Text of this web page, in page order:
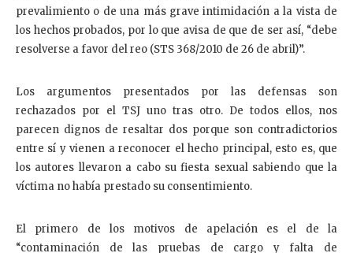
prevalimiento o de una más grave intimidación a la vista de
los hechos probados, por lo que avisa de que de ser así, “debe
resolverse a favor del reo (STS 368/2010 de 26 de abril)”.
Los argumentos presentados por las defensas son
rechazados por el TSJ uno tras otro. De todos ellos, nos
parecen dignos de resaltar dos porque son contradictorios
entre sí y vienen a reconocer el hecho principal, esto es, que
los autores llevaron a cabo su fiesta sexual sabiendo que la
víctima no había prestado su consentimiento.
El primero de los motivos de apelación es el de la
“contaminación de las pruebas de cargo y falta de